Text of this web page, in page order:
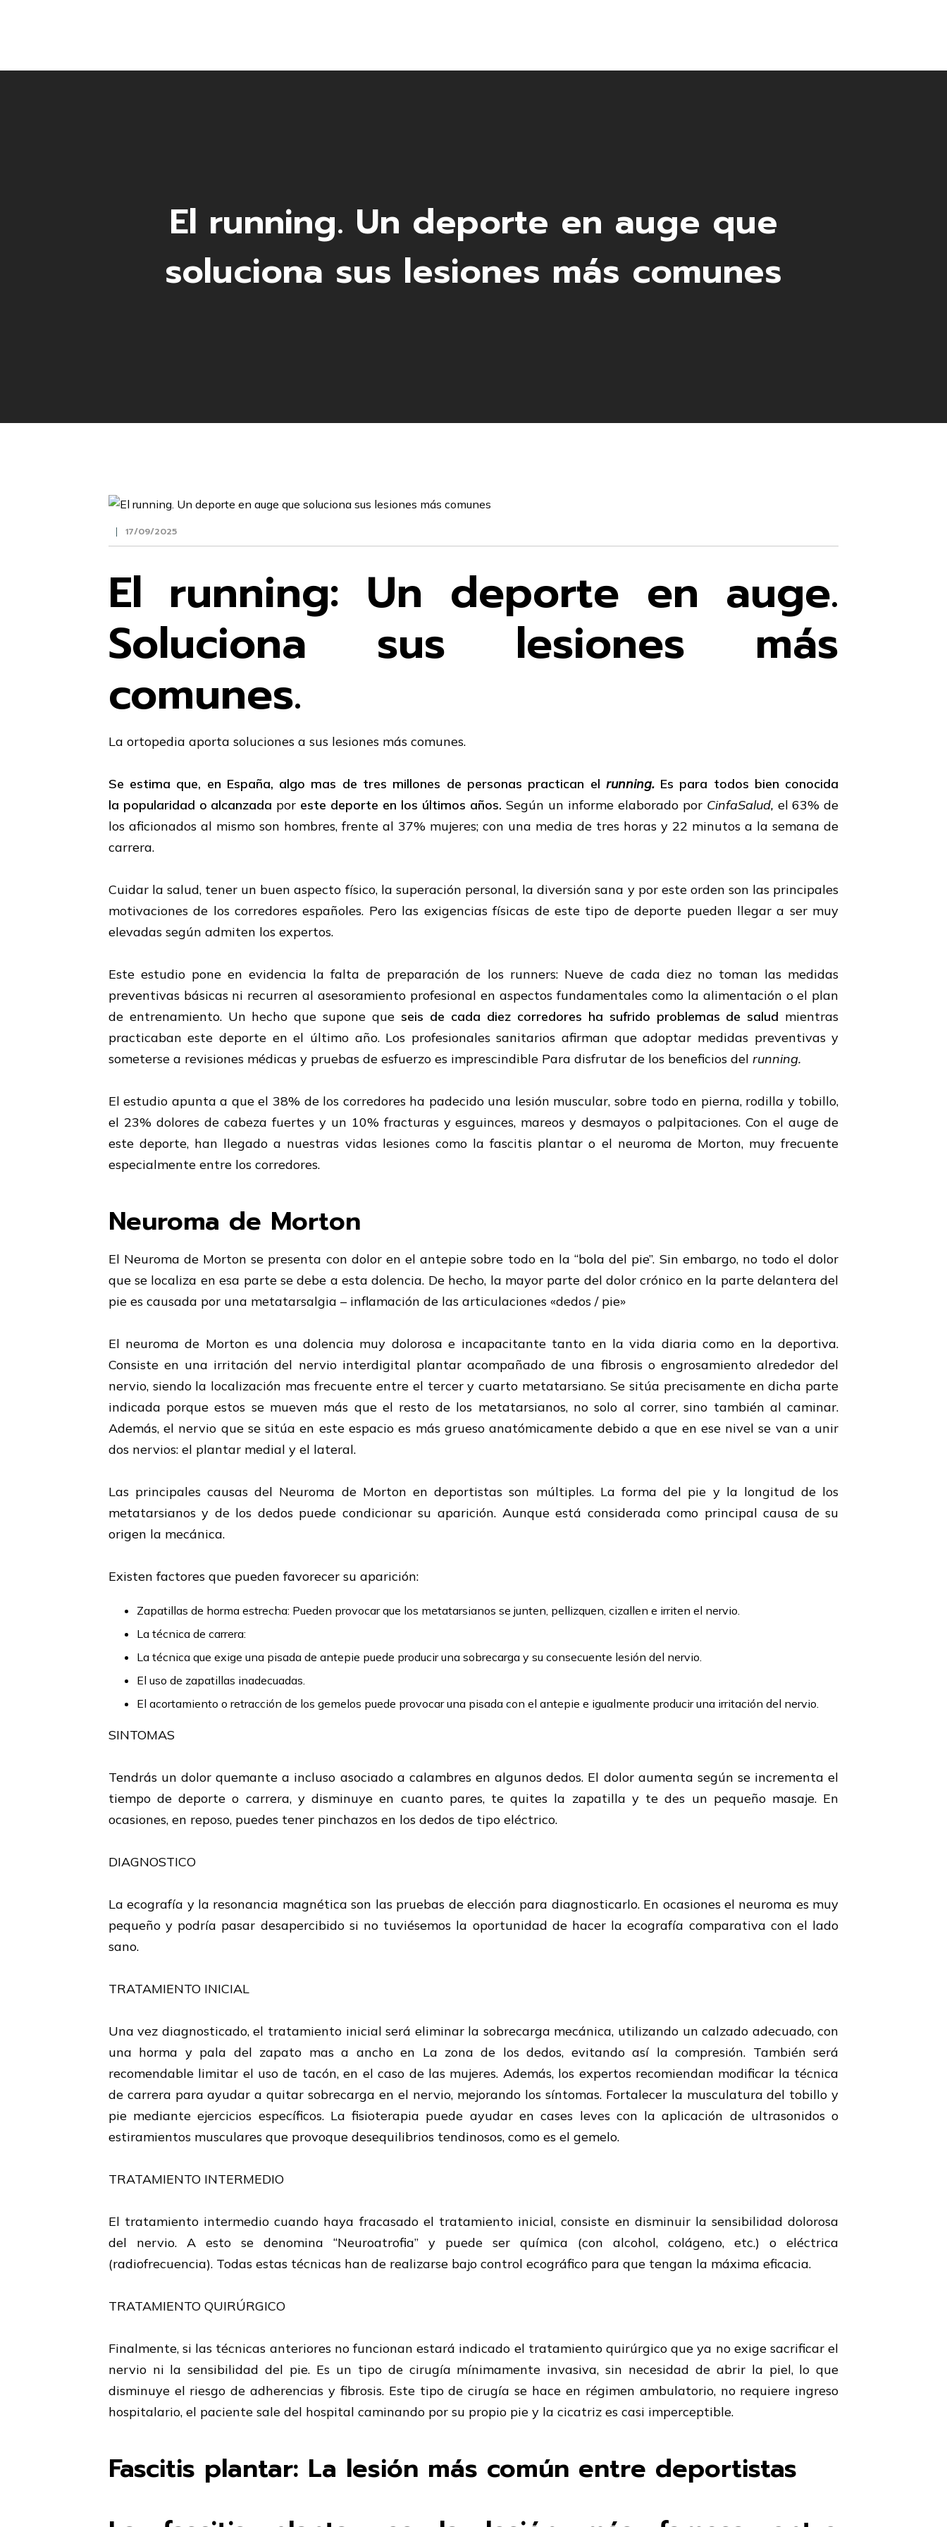
Productos
El running. Un deporte en auge que
soluciona sus lesiones más comunes
17/09/2025
El running: Un deporte en auge.
Soluciona sus lesiones más
comunes.
La ortopedia aporta soluciones a sus lesiones más comunes.
Se estima que, en España, algo mas de tres millones de personas practican el running. Es para todos bien conocida
la popularidad o alcanzada por este deporte en los últimos años. Según un informe elaborado por CinfaSalud, el 63% de
los aficionados al mismo son hombres, frente al 37% mujeres; con una media de tres horas y 22 minutos a la semana de
carrera.
Cuidar la salud, tener un buen aspecto físico, la superación personal, la diversión sana y por este orden son las principales
motivaciones de los corredores españoles. Pero las exigencias físicas de este tipo de deporte pueden llegar a ser muy
elevadas según admiten los expertos.
Este estudio pone en evidencia la falta de preparación de los runners: Nueve de cada diez no toman las medidas
preventivas básicas ni recurren al asesoramiento profesional en aspectos fundamentales como la alimentación o el plan
de entrenamiento. Un hecho que supone que seis de cada diez corredores ha sufrido problemas de salud mientras
practicaban este deporte en el último año. Los profesionales sanitarios afirman que adoptar medidas preventivas y
someterse a revisiones médicas y pruebas de esfuerzo es imprescindible Para disfrutar de los beneficios del running.
El estudio apunta a que el 38% de los corredores ha padecido una lesión muscular, sobre todo en pierna, rodilla y tobillo,
el 23% dolores de cabeza fuertes y un 10% fracturas y esguinces, mareos y desmayos o palpitaciones. Con el auge de
este deporte, han llegado a nuestras vidas lesiones como la fascitis plantar o el neuroma de Morton, muy frecuente
especialmente entre los corredores.
Neuroma de Morton
El Neuroma de Morton se presenta con dolor en el antepie sobre todo en la “bola del pie”. Sin embargo, no todo el dolor
que se localiza en esa parte se debe a esta dolencia. De hecho, la mayor parte del dolor crónico en la parte delantera del
pie es causada por una metatarsalgia – inflamación de las articulaciones «dedos / pie»
El neuroma de Morton es una dolencia muy dolorosa e incapacitante tanto en la vida diaria como en la deportiva.
Consiste en una irritación del nervio interdigital plantar acompañado de una fibrosis o engrosamiento alrededor del
nervio, siendo la localización mas frecuente entre el tercer y cuarto metatarsiano. Se sitúa precisamente en dicha parte
indicada porque estos se mueven más que el resto de los metatarsianos, no solo al correr, sino también al caminar.
Además, el nervio que se sitúa en este espacio es más grueso anatómicamente debido a que en ese nivel se van a unir
dos nervios: el plantar medial y el lateral.
Las principales causas del Neuroma de Morton en deportistas son múltiples. La forma del pie y la longitud de los
metatarsianos y de los dedos puede condicionar su aparición. Aunque está considerada como principal causa de su
origen la mecánica.
Existen factores que pueden favorecer su aparición:
Zapatillas de horma estrecha: Pueden provocar que los metatarsianos se junten, pellizquen, cizallen e irriten el nervio.
La técnica de carrera:
La técnica que exige una pisada de antepie puede producir una sobrecarga y su consecuente lesión del nervio.
El uso de zapatillas inadecuadas.
El acortamiento o retracción de los gemelos puede provocar una pisada con el antepie e igualmente producir una irritación del nervio.
SINTOMAS
Tendrás un dolor quemante a incluso asociado a calambres en algunos dedos. El dolor aumenta según se incrementa el
tiempo de deporte o carrera, y disminuye en cuanto pares, te quites la zapatilla y te des un pequeño masaje. En
ocasiones, en reposo, puedes tener pinchazos en los dedos de tipo eléctrico.
DIAGNOSTICO
La ecografía y la resonancia magnética son las pruebas de elección para diagnosticarlo. En ocasiones el neuroma es muy
pequeño y podría pasar desapercibido si no tuviésemos la oportunidad de hacer la ecografía comparativa con el lado
sano.
TRATAMIENTO INICIAL
Una vez diagnosticado, el tratamiento inicial será eliminar la sobrecarga mecánica, utilizando un calzado adecuado, con
una horma y pala del zapato mas a ancho en La zona de los dedos, evitando así la compresión. También será
recomendable limitar el uso de tacón, en el caso de las mujeres. Además, los expertos recomiendan modificar la técnica
de carrera para ayudar a quitar sobrecarga en el nervio, mejorando los síntomas. Fortalecer la musculatura del tobillo y
pie mediante ejercicios específicos. La fisioterapia puede ayudar en cases leves con la aplicación de ultrasonidos o
estiramientos musculares que provoque desequilibrios tendinosos, como es el gemelo.
TRATAMIENTO INTERMEDIO
El tratamiento intermedio cuando haya fracasado el tratamiento inicial, consiste en disminuir la sensibilidad dolorosa
del nervio. A esto se denomina “Neuroatrofia” y puede ser química (con alcohol, colágeno, etc.) o eléctrica
(radiofrecuencia). Todas estas técnicas han de realizarse bajo control ecográfico para que tengan la máxima eficacia.
TRATAMIENTO QUIRÚRGICO
Finalmente, si las técnicas anteriores no funcionan estará indicado el tratamiento quirúrgico que ya no exige sacrificar el
nervio ni la sensibilidad del pie. Es un tipo de cirugía mínimamente invasiva, sin necesidad de abrir la piel, lo que
disminuye el riesgo de adherencias y fibrosis. Este tipo de cirugía se hace en régimen ambulatorio, no requiere ingreso
hospitalario, el paciente sale del hospital caminando por su propio pie y la cicatriz es casi imperceptible.
Fascitis plantar: La lesión más común entre deportistas